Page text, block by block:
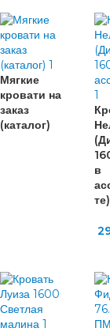
Мягкие
кровати на
заказ
(каталог)
в
те)